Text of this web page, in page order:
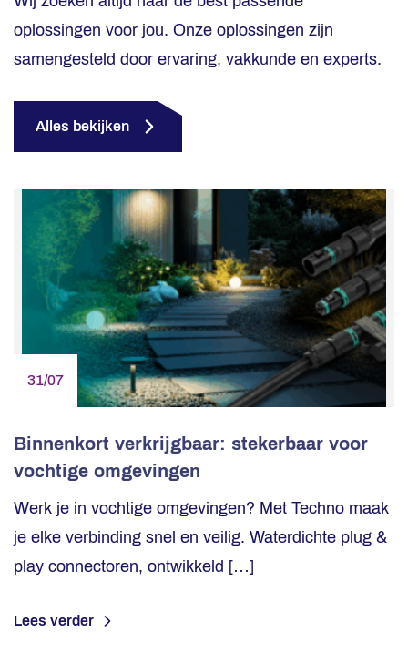
oplossingen voor jou. Onze oplossingen zijn
samengesteld door ervaring, vakkunde en experts.
Alles bekijken
31/07
Binnenkort verkrijgbaar: stekerbaar voor
vochtige omgevingen
Werk je in vochtige omgevingen? Met Techno maak
je elke verbinding snel en veilig. Waterdichte plug &
play connectoren, ontwikkeld […]
Lees verder